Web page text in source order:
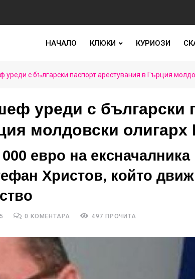
НАЧАЛО КЛЮКИ КУРИОЗИ
уреди с български паспорт арестувания в Гърция
уреди с български
молдовски олигарх
евро на
Христов, който
0 КОМЕНТАРА 497 ПРОЧИТА